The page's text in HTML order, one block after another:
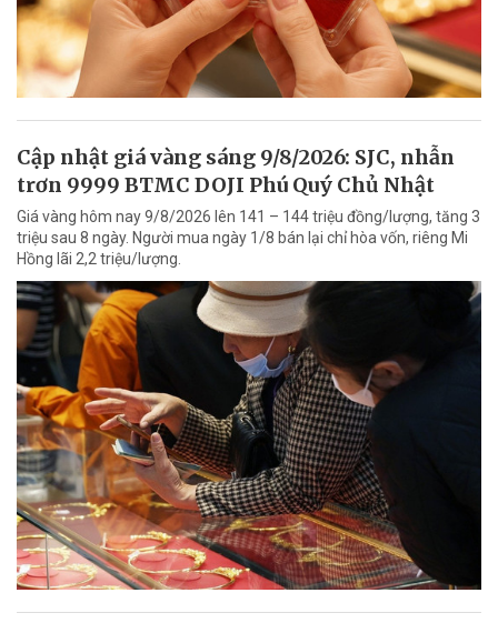
Cập nhật giá vàng sáng 9/8/2026: SJC, nhẫn
trơn 9999 BTMC DOJI Phú Quý Chủ Nhật
Giá vàng hôm nay 9/8/2026 lên 141 – 144 triệu đồng/lượng, tăng 3
triệu sau 8 ngày. Người mua ngày 1/8 bán lại chỉ hòa vốn, riêng Mi
Hồng lãi 2,2 triệu/lượng.